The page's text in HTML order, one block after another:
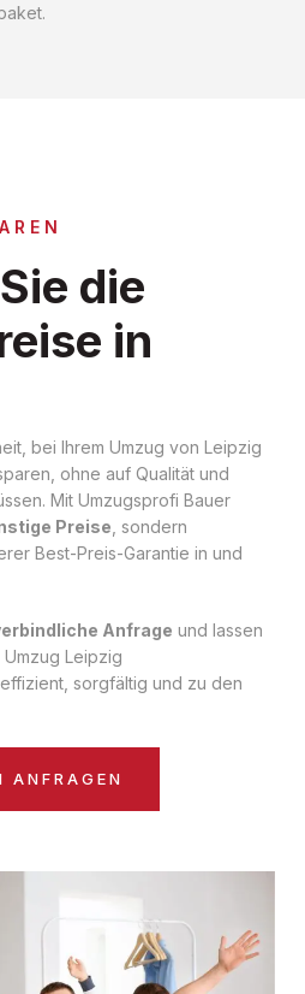
die
in
bei Ihrem Umzug von Leipzig
ohne auf Qualität und
Mit Umzugsprofi Bauer
Preise , sondern
Best-Preis-Garantie in und
Anfrage und lassen
Umzug Leipzig
sorgfältig und zu den
ANFRAGEN